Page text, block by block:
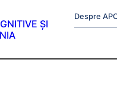
ȘI
Despre